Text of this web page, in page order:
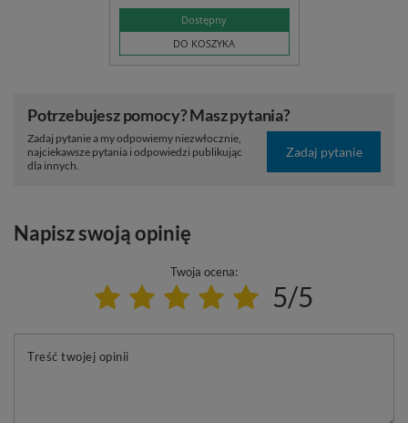
Dostępny
DO KOSZYKA
Potrzebujesz pomocy? Masz pytania?
Zadaj pytanie a my odpowiemy niezwłocznie,
najciekawsze pytania i odpowiedzi publikując
dla innych.
Zadaj pytanie
Napisz swoją opinię
Twoja ocena:
5/5
Treść twojej opinii